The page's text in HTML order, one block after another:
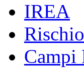
IREA
Campi